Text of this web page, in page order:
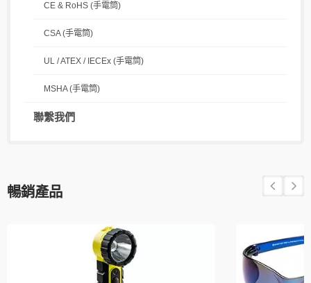
CE & RoHS (手電筒)
CSA (手電筒)
UL / ATEX / IECEx (手電筒)
MSHA (手電筒)
聯繫我們
暢銷產品